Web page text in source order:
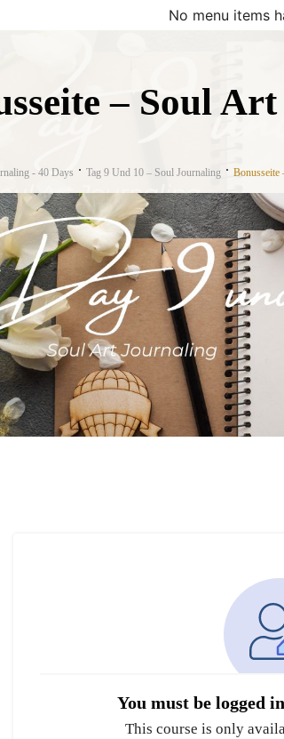
No menu items
– Soul
- 40 Days Tag 9 Und 10 – Soul Journaling
You must be logged
This course is only